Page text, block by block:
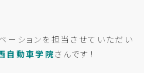
ーションを担当させていただい
自動車学院さんです！